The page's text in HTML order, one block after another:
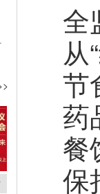
全
从
节
药
餐
保